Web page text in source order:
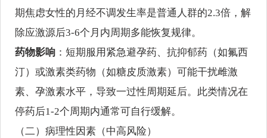
期焦虑女性的月经不调发生率是普通人群的2.3倍，解
除应激源后3-6个月内周期多能恢复规律。
药物影响 ：短期服用紧急避孕药、抗抑郁药（如氟西
汀）或激素类药物（如糖皮质激素）可能干扰雌激
素、孕激素水平，导致一过性周期延后。此类情况在
停药后1-2个周期内通常可自行缓解。
（二）病理性因素（中高风险）